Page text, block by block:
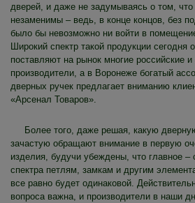
дверей, и даже не задумываясь о том, что
незаменимы – ведь, в конце концов, без
было бы невозможно ни войти в
Широкий спектр такой продукции сегодня
поставляют на рынок многие российские
производители, а в Воронеже богатый
дверных ручек предлагает вниманию
«Арсенал Товаров».
Более того, даже решая, какую
зачастую обращают внимание в первую
изделия, будучи убеждены, что главное –
спектра петлям, замкам и другим
все равно будет одинаковой.
вопроса важна, и производители в наши